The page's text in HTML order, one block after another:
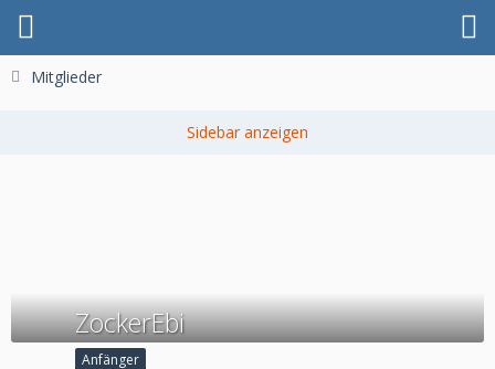
Mitglieder
ZockerEbi
Anfänger